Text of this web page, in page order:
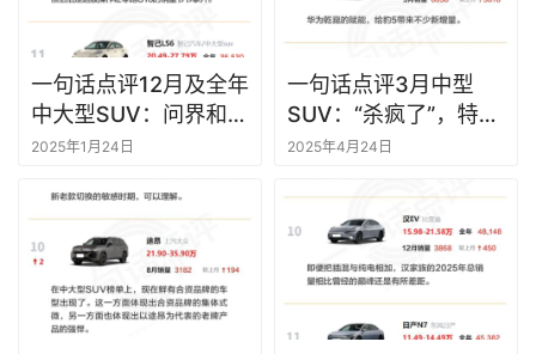
一句话点评12月及全年
中大型SUV：问界和理
想的地盘，宝马横插了
2025年1月24日
一句话点评3月中型
SUV：“杀疯了”，特斯
拉Model Y重回销量巅
2025年4月24日